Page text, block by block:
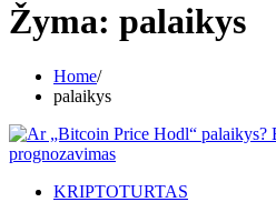
Žyma: palaikys
Home
palaikys
KRIPTOTURTAS